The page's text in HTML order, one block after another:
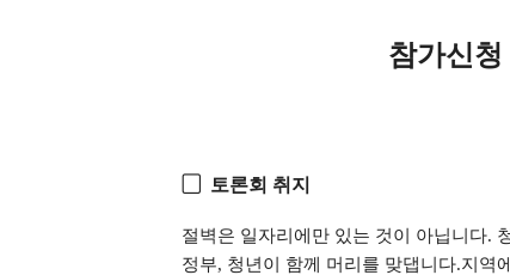
참가신청
▢  토론회 취지
절벽은 일자리에만 있는 것이 아닙니다.
정부, 청년이 함께 머리를 맞댑니다.지역